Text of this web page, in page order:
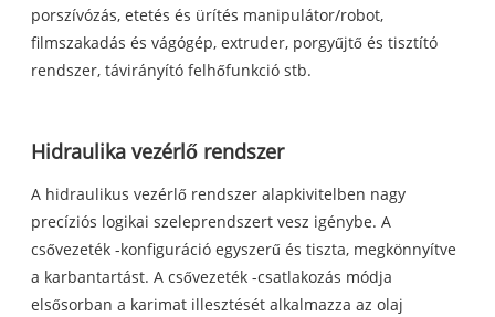
porszívózás, etetés és ürítés manipulátor/robot,
filmszakadás és vágógép, extruder, porgyűjtő és tisztító
rendszer, távirányító felhőfunkció stb.
Hidraulika vezérlő rendszer
A hidraulikus vezérlő rendszer alapkivitelben nagy
precíziós logikai szeleprendszert vesz igénybe. A
csővezeték -konfiguráció egyszerű és tiszta, megkönnyítve
a karbantartást. A csővezeték -csatlakozás módja
elsősorban a karimat illesztését alkalmazza az olaj